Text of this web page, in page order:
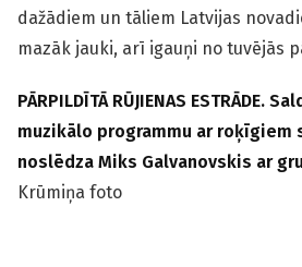
dažādiem un tāliem Latvijas
mazāk jauki, arī igauņi no tuvējās
PĀRPILDĪTĀ RŪJIENAS ESTRĀDE.
muzikālo programmu ar roķīgiem
noslēdza Miks Galvanovskis ar
Krūmiņa foto